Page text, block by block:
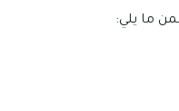
ما يلي: